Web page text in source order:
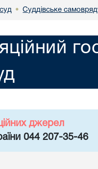
• Суддівське
джерел
044 207-35-46